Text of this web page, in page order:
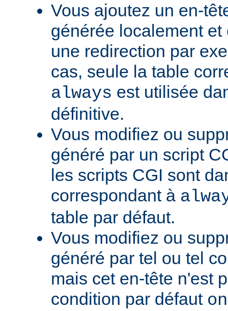
Vous ajoutez un en-
générée localement
une redirection par
cas, seule la table
always est utilisée
définitive.
Vous modifiez ou
généré par un script
les scripts CGI sont
correspondant à
table par défaut.
Vous modifiez ou
généré par tel ou tel
mais cet en-tête n'est
condition par défaut